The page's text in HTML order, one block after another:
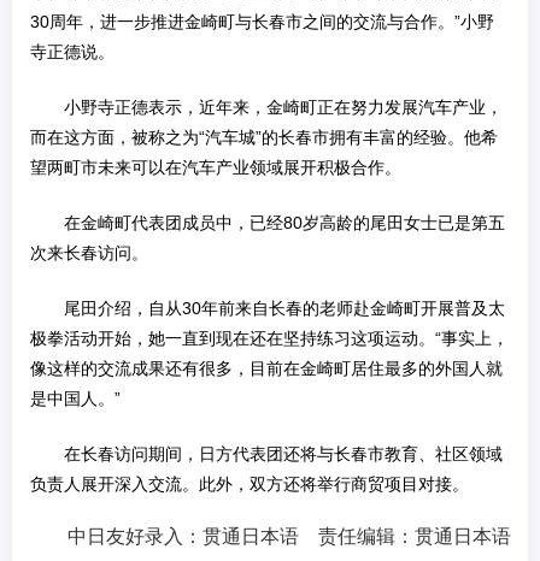
30周年，进一步推进金崎町与长春市之间的交流与合作。”小野
寺正德说。
小野寺正德表示，近年来，金崎町正在努力发展汽车产业，
而在这方面，被称之为“汽车城”的长春市拥有丰富的经验。他希
望两町市未来可以在汽车产业领域展开积极合作。
在金崎町代表团成员中，已经80岁高龄的尾田女士已是第五
次来长春访问。
尾田介绍，自从30年前来自长春的老师赴金崎町开展普及太
极拳活动开始，她一直到现在还在坚持练习这项运动。“事实上，
像这样的交流成果还有很多，目前在金崎町居住最多的外国人就
是中国人。”
在长春访问期间，日方代表团还将与长春市教育、社区领域
负责人展开深入交流。此外，双方还将举行商贸项目对接。
中日友好录入：贯通日本语 责任编辑：贯通日本语